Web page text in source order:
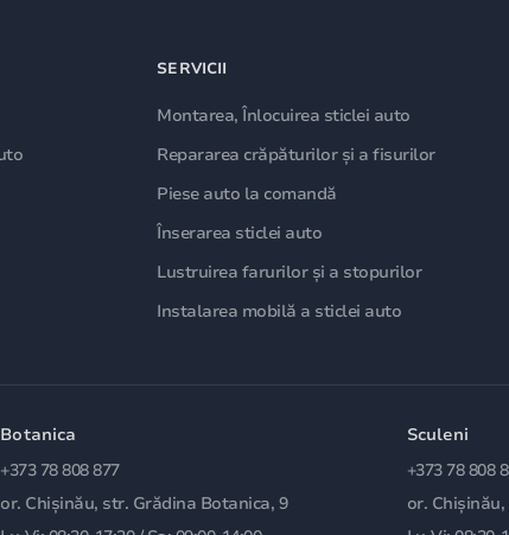
SERVICII
Montarea, Înlocuirea sticlei auto
Repararea crăpăturilor și a fisurilor
Piese auto la comandă
Înserarea sticlei auto
Lustruirea farurilor și a stopurilor
Instalarea mobilă a sticlei auto
Botanica
+373 78 808 877
or. Chișinău, str. Grădina Botanica, 9
Sculeni
+373 78 808
or.